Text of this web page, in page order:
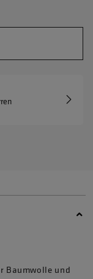
Baumwolle und